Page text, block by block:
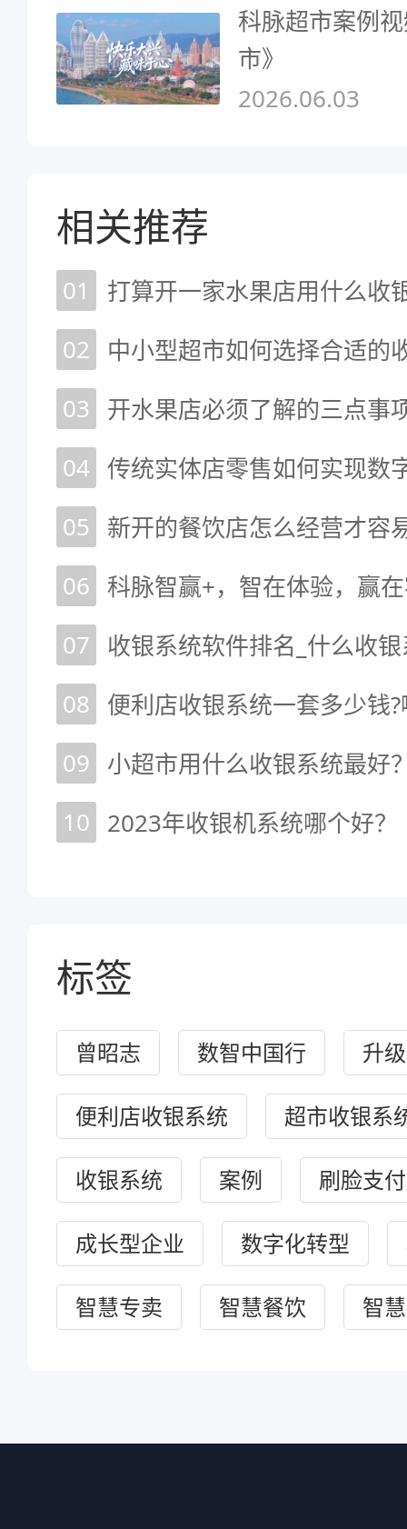
科脉超市案例
市》
2026.06.03
相关推荐
01
打算开一家水果店用什么收
02
03
开水果店必须了解的三点事
04 传统实体店零售如何实现数
05
06 科脉智赢+，智在体验，赢
07 收银系统软件排名_什么收
08 便利店收银系统一套多少钱
09 小超市用什么收银系统最好
10 2023年收银机系统哪个好？
标签
曾昭志 数智中国行 升
便利店收银系统 超市收银系
收银系统 案例 刷脸支付
成长型企业 数字化转型
智慧专卖 智慧餐饮 智